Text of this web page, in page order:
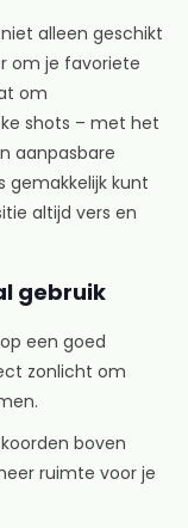
alleen geschikt
om je favoriete
om
shots – met het
aanpasbare
gemakkelijk kunt
altijd vers en
gebruik
een goed
zonlicht om
boven
ruimte voor je